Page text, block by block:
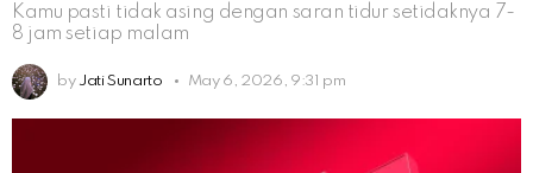
Kamu pasti tidak asing dengan saran tidur setidaknya 7-
8 jam setiap malam
by Jati Sunarto May 6, 2026, 9:31 pm